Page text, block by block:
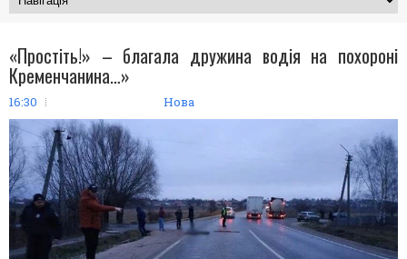
«Простіть!» – благала дружина водія на похороні
Кременчанина…»
16:30 Нова